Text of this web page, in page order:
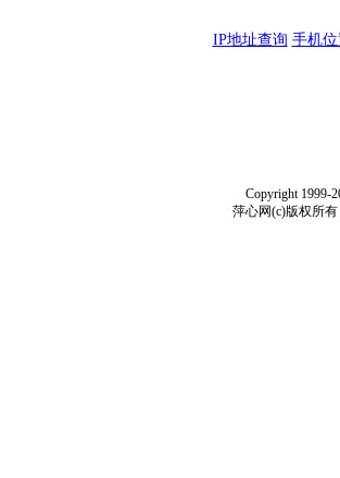
IP地址查询 手机
Copyright 1999-
萍心网(c)版权所有